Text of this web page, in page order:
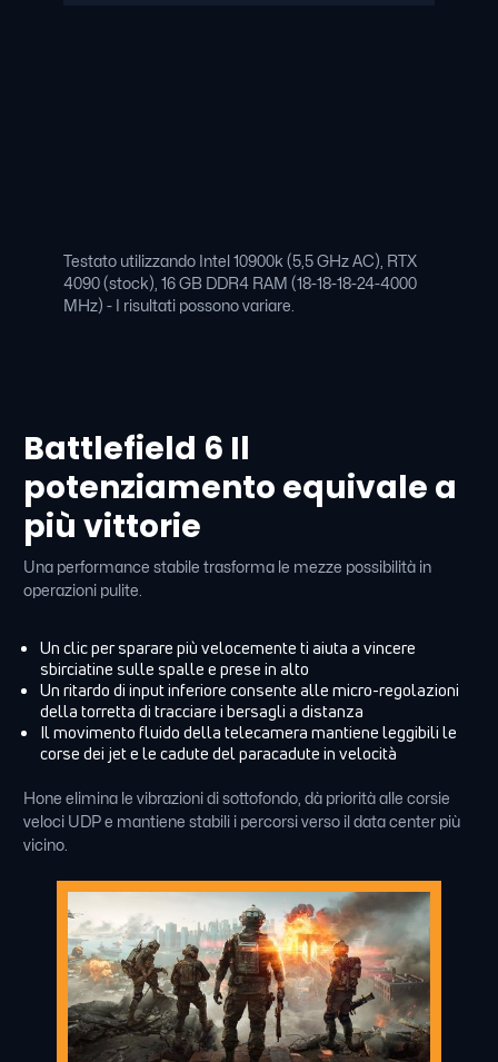
Testato utilizzando Intel 10900k (5,5 GHz AC), RTX
4090 (stock), 16 GB DDR4 RAM (18-18-18-24-4000
MHz) - I risultati possono variare.
Battlefield 6 Il
potenziamento equivale a
più vittorie
Una performance stabile trasforma le mezze possibilità in
operazioni pulite.
Un clic per sparare più velocemente ti aiuta a vincere
sbirciatine sulle spalle e prese in alto
Un ritardo di input inferiore consente alle micro-regolazioni
della torretta di tracciare i bersagli a distanza
Il movimento fluido della telecamera mantiene leggibili le
corse dei jet e le cadute del paracadute in velocità
Hone elimina le vibrazioni di sottofondo, dà priorità alle corsie
veloci UDP e mantiene stabili i percorsi verso il data center più
vicino.